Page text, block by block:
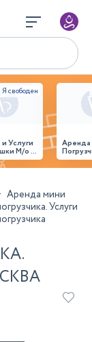
Услуги
М/о г.
место
Аренда мини
Услуги